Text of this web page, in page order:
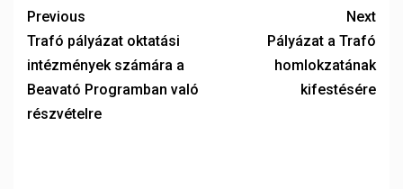
Previous
Trafó pályázat oktatási
intézmények számára a
Beavató Programban való
részvételre
Next
Pályázat a Trafó
homlokzatának
kifestésére